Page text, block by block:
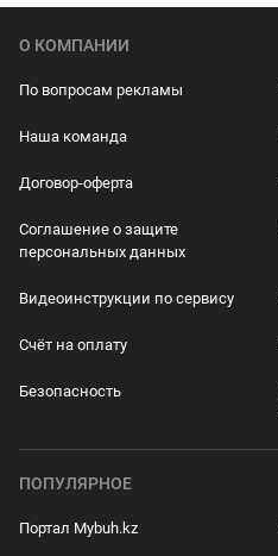
О КОМПАНИИ
По вопросам рекламы
Наша команда
Договор-оферта
Соглашение о защите
персональных данных
Видеоинструкции по сервису
Счёт на оплату
Безопасность
ПОПУЛЯРНОЕ
Портал Mybuh.kz